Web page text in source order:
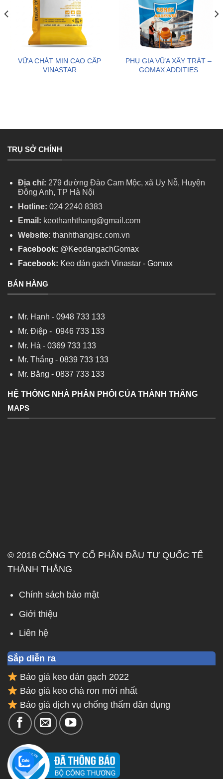
VỮA CHÁT MỊN CAO CẤP
VINASTAR
PHỤ GIA VỮA XÂY TRÁT –
GOMAX ADDITIES
TRỤ SỞ CHÍNH
Địa chỉ: 279 đường Đào Cam Mộc, xã Uy Nỗ, Huyện
Đông Anh, TP Hà Nội
Hotline: 024 2240 8383
Email: keothanhthang@gmail.com
Website: thanhthangjsc.com.vn
Facebook: @KeodangachGomax
Facebook: Keo dán gạch Vinastar - Gomax
BÁN HÀNG
Mr. Hanh - 0948 733 133
Mr. Điệp - 0946 733 133
Mr. Hà - 0369 733 133
Mr. Thắng - 0839 733 133
Mr. Bằng - 0837 733 133
HỆ THỐNG NHÀ PHÂN PHỐI CỦA THÀNH THẮNG
MAPS
© 2018 CÔNG TY CỔ PHẦN ĐẦU TƯ QUỐC TẾ
THÀNH THẮNG
Chính sách bảo mật
Giới thiệu
Liên hệ
Sắp diễn ra
Báo giá keo dán gạch 2022
Báo giá keo chà ron mới nhất
Báo giá dịch vụ chống thấm dân dụng